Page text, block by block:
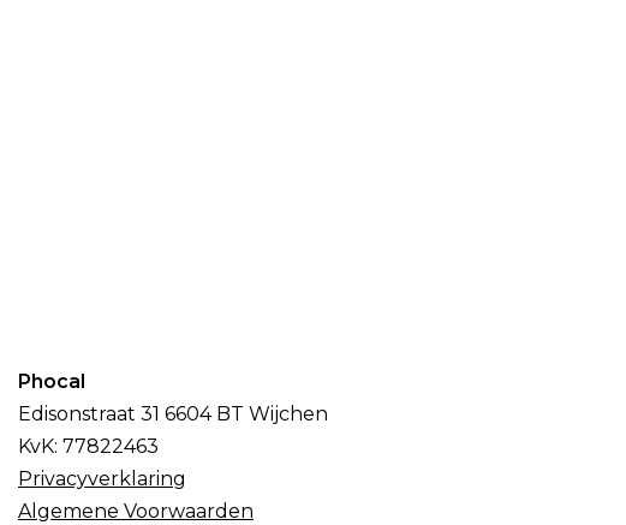
Phocal
Edisonstraat 31 6604 BT Wijchen
KvK: 77822463
Privacyverklaring
Algemene Voorwaarden